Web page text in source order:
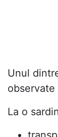
Unul
La o